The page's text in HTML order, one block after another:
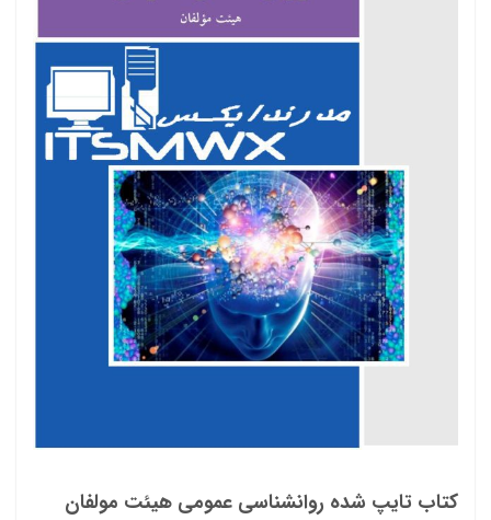
کتاب تایپ شده روانشناسی عمومی هیئت مولفان